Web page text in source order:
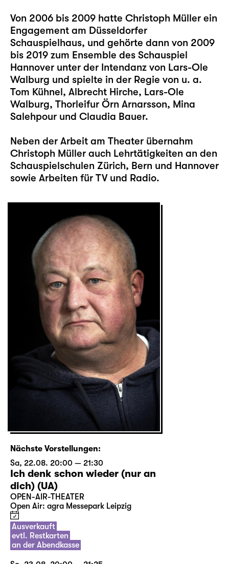
Von 2006 bis 2009 hatte Christoph Müller ein
Engagement am Düsseldorfer
Schauspielhaus, und gehörte dann von 2009
bis 2019 zum Ensemble des Schauspiel
Hannover unter der Intendanz von Lars-Ole
Walburg und spielte in der Regie von u. a.
Tom Kühnel, Albrecht Hirche, Lars-Ole
Walburg, Thorleifur Örn Arnarsson, Mina
Salehpour und Claudia Bauer.
Neben der Arbeit am Theater übernahm
Christoph Müller auch Lehrtätigkeiten an den
Schauspielschulen Zürich, Bern und Hannover
sowie Arbeiten für TV und Radio.
Nächste Vorstellungen:
Sa, 22.08. 20:00 — 21:30
Ich denk schon wieder (nur an
dich) (UA)
OPEN-AIR-THEATER
Open Air: agra Messepark Leipzig
Ausverkauft
evtl. Restkarten
an der Abendkasse